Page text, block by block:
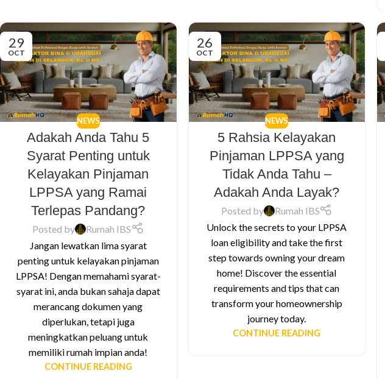
29
OCT
NEWS
Adakah Anda Tahu 5
Syarat Penting untuk
Kelayakan Pinjaman
LPPSA yang Ramai
Terlepas Pandang?
Posted by
Rumah IBS
Jangan lewatkan lima syarat
penting untuk kelayakan pinjaman
LPPSA! Dengan memahami syarat-
syarat ini, anda bukan sahaja dapat
merancang dokumen yang
diperlukan, tetapi juga
meningkatkan peluang untuk
memiliki rumah impian anda!
CONTINUE READING
26
OCT
NEWS
5 Rahsia Kelayakan
Pinjaman LPPSA yang
Tidak Anda Tahu –
Adakah Anda Layak?
Posted by
Rumah IBS
Unlock the secrets to your LPPSA
loan eligibility and take the first
step towards owning your dream
home! Discover the essential
requirements and tips that can
transform your homeownership
journey today.
CONTINUE READING